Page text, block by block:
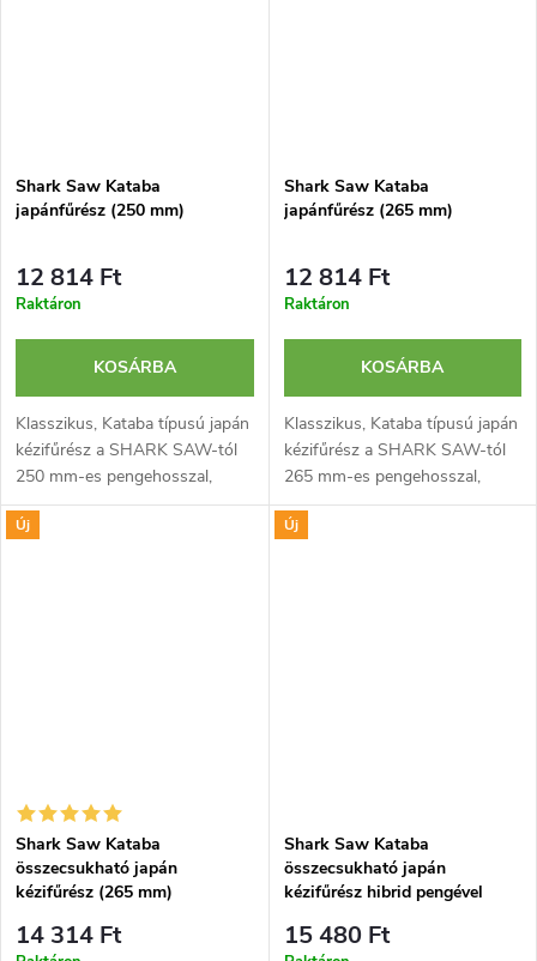
Shark Saw Kataba
japánfűrész (250 mm)
12 814 Ft
Raktáron
KOSÁRBA
Klasszikus, Kataba típusú japán
kézifűrész a SHARK SAW-tól
250 mm-es pengehosszal,
rövid acélháttal és
hagyományos, rattan borítású
Shark Saw Kataba
japánfűrész (265 mm)
12 814 Ft
Raktáron
KOSÁRBA
Klasszikus, Kataba típusú japán
kézifűrész a SHARK SAW-tól
265 mm-es pengehosszal,
rövid acélháttal és
hagyományos, rattan borítású
Új
Shark Saw Kataba
összecsukható japán
kézifűrész (265 mm)
14 314 Ft
Új
Shark Saw Kataba
összecsukható japán
kézifűrész hibrid pengével
15 480 Ft